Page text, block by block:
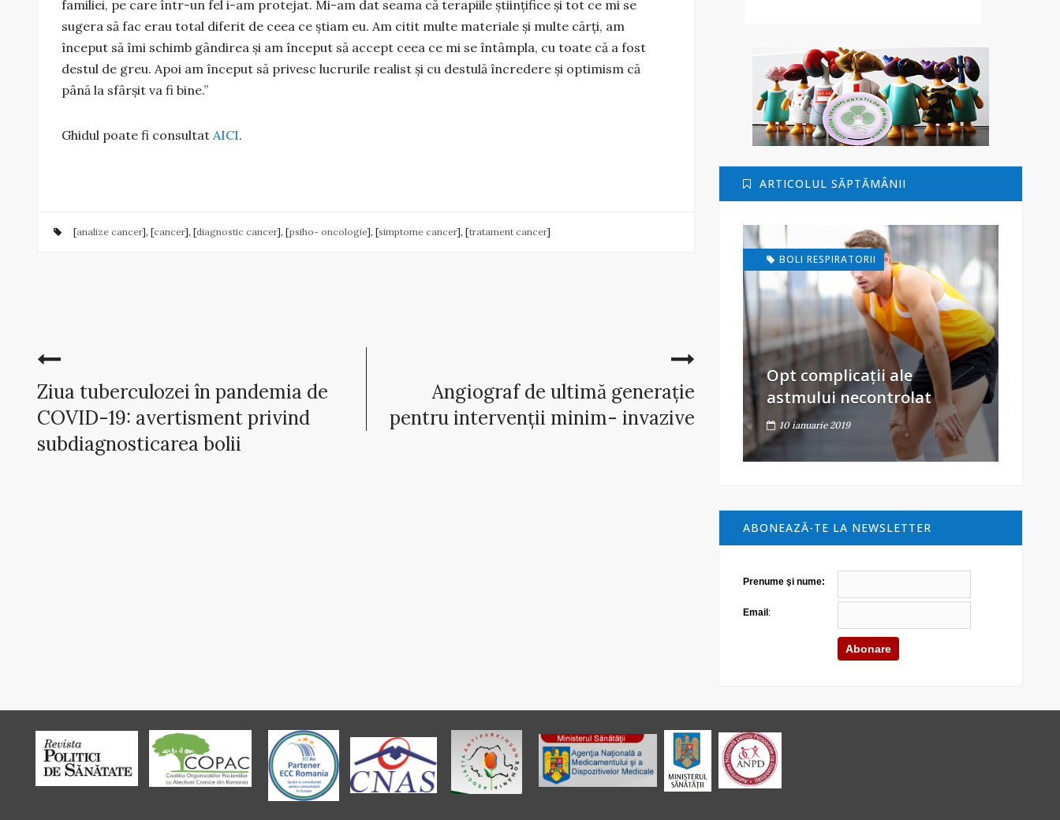
familiei, pe care într-un fel i-am protejat. Mi-am dat seama că terapiile științifice și tot ce mi se
sugera să fac erau total diferit de ceea ce știam eu. Am citit multe materiale și multe cărți, am
început să îmi schimb gândirea și am început să accept ceea ce mi se întâmpla, cu toate că a fost
destul de greu. Apoi am început să privesc lucrurile realist și cu destulă încredere și optimism că
până la sfârșit va fi bine.”
Ghidul poate fi consultat AICI.
[analize cancer], [cancer], [diagnostic cancer], [psiho- oncologie], [simptome cancer], [tratament cancer]
Ziua tuberculozei în pandemia de
COVID-19: avertisment privind
subdiagnosticarea bolii
Angiograf de ultimă generație
pentru intervenții minim- invazive
ARTICOLUL SĂPTĂMÂNII
BOLI RESPIRATORII
Opt complicații ale
astmului necontrolat
10 ianuarie 2019
ABONEAZĂ-TE LA NEWSLETTER
Prenume şi nume:
Email: